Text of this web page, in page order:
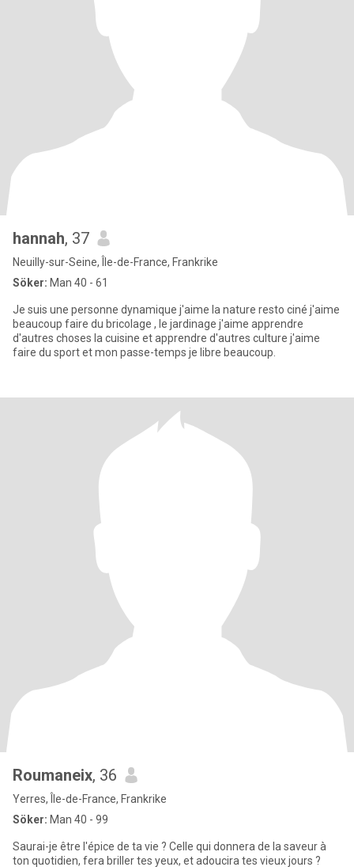
hannah, 37
Neuilly-sur-Seine, Île-de-France, Frankrike
Söker: Man 40 - 61
Je suis une personne dynamique j'aime la nature resto ciné j'aime
beaucoup faire du bricolage , le jardinage j'aime apprendre
d'autres choses la cuisine et apprendre d'autres culture j'aime
faire du sport et mon passe-temps je libre beaucoup.
Roumaneix, 36
Yerres, Île-de-France, Frankrike
Söker: Man 40 - 99
Saurai-je être l'épice de ta vie ? Celle qui donnera de la saveur à
ton quotidien, fera briller tes yeux, et adoucira tes vieux jours ?